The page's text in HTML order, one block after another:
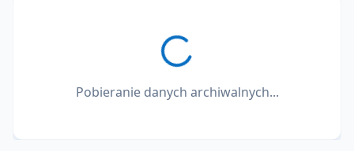
Pobieranie danych archiwalnych...